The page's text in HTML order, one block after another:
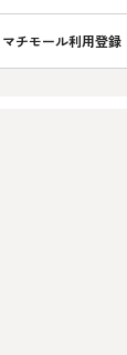
マチモール利用登録